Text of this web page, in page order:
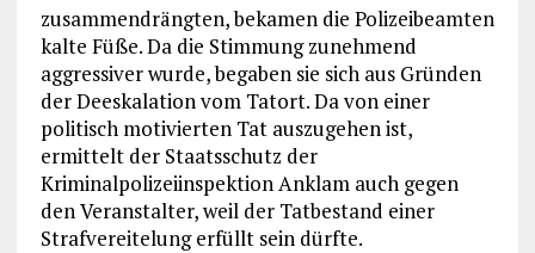
zusammendrängten, bekamen die Polizeibeamten
kalte Füße. Da die Stimmung zunehmend
aggressiver wurde, begaben sie sich aus Gründen
der Deeskalation vom Tatort. Da von einer
politisch motivierten Tat auszugehen ist,
ermittelt der Staatsschutz der
Kriminalpolizeiinspektion Anklam auch gegen
den Veranstalter, weil der Tatbestand einer
Strafvereitelung erfüllt sein dürfte.